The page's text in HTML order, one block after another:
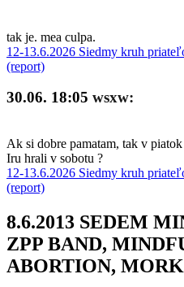
tak je. mea culpa.
12-13.6.2026 Siedmy kruh
(report)
30.06. 18:05 wsxw:
Ak si dobre pamatam, tak v
Iru hrali v sobotu ?
12-13.6.2026 Siedmy kruh
(report)
8.6.2013 SEDEM
ZPP BAND,
ABORTION,